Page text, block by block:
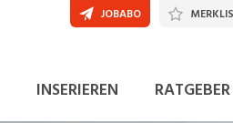
INSERIEREN RATGEBER
JOBABO